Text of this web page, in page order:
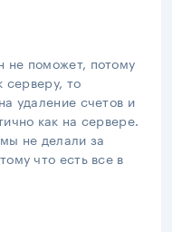
не поможет, потому
серверу, то
удаление счетов и
как на сервере.
не делали за
что есть все в